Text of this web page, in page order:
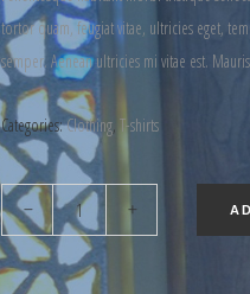
tortor quam, feugiat vitae, ultricies eget,
semper. Aenean ultricies mi vitae est.
Categories:Clothing, T-shirts